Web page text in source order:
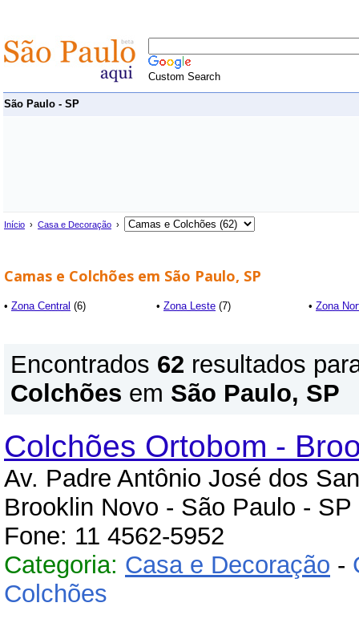
Custom Search
São Paulo - SP
Início › Casa e Decoração ›
Camas e Colchões em São Paulo, SP
• Zona Central (6) • Zona Leste (7) • Zona
Encontrados 62 resultados
Colchões em São Paulo, SP
Colchões Ortobom -
Av. Padre Antônio José dos
Brooklin Novo - São Paulo - SP
Fone: 11 4562-5952
Categoria: Casa e Decoração -
Colchões